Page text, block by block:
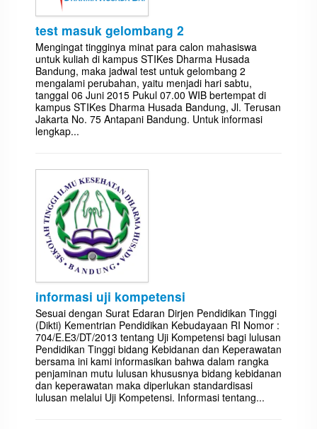
test masuk gelombang 2
Mengingat tingginya minat para calon mahasiswa
untuk kuliah di kampus STIKes Dharma Husada
Bandung, maka jadwal test untuk gelombang 2
mengalami perubahan, yaitu menjadi hari sabtu,
tanggal 06 Juni 2015 Pukul 07.00 WIB bertempat di
kampus STIKes Dharma Husada Bandung, Jl. Terusan
Jakarta No. 75 Antapani Bandung. Untuk informasi
lengkap...
informasi uji kompetensi
Sesuai dengan Surat Edaran Dirjen Pendidikan Tinggi
(Dikti) Kementrian Pendidikan Kebudayaan RI Nomor :
704/E.E3/DT/2013 tentang Uji Kompetensi bagi lulusan
Pendidikan Tinggi bidang Kebidanan dan Keperawatan
bersama ini kami informasikan bahwa dalam rangka
penjaminan mutu lulusan khususnya bidang kebidanan
dan keperawatan maka diperlukan standardisasi
lulusan melalui Uji Kompetensi. Informasi tentang...